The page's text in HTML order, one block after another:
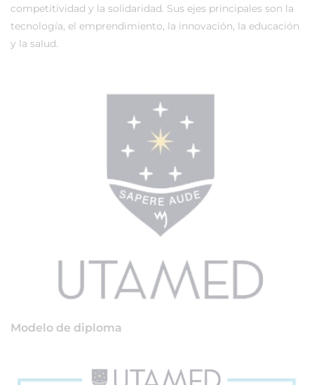
competitividad y la solidaridad. Sus ejes principales son la
tecnología, el emprendimiento, la innovación, la educación
y la salud.
Modelo de diploma